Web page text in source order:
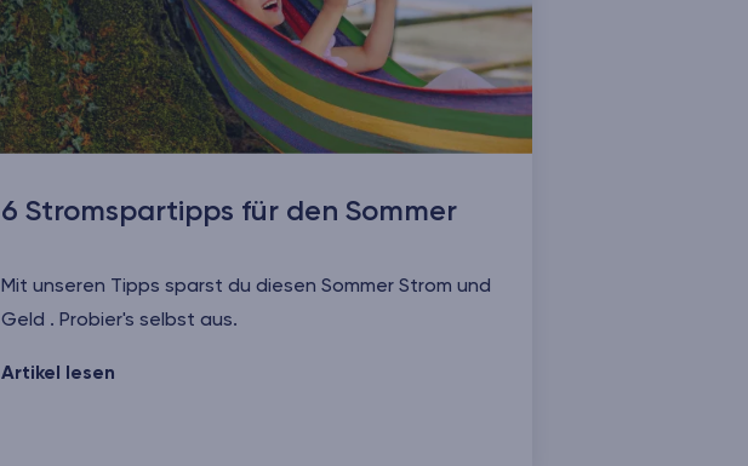
6 Stromspartipps für den Sommer
Mit unseren Tipps sparst du diesen Sommer Strom und
Geld . Probier's selbst aus.
6 Stromspartipps für den Sommer
Artikel lesen